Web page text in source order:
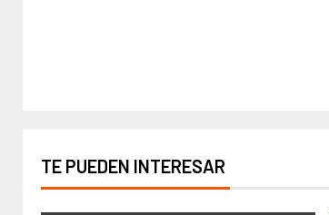
TE PUEDEN INTERESAR